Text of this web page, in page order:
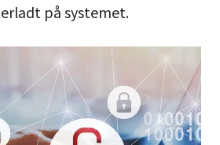
på systemet.